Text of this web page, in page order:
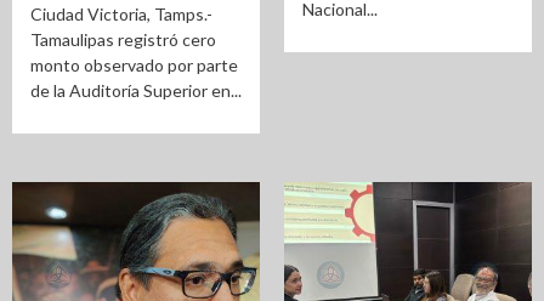
Ciudad Victoria, Tamps.-
Tamaulipas registró cero
monto observado por parte
de la Auditoría Superior en...
Nacional...